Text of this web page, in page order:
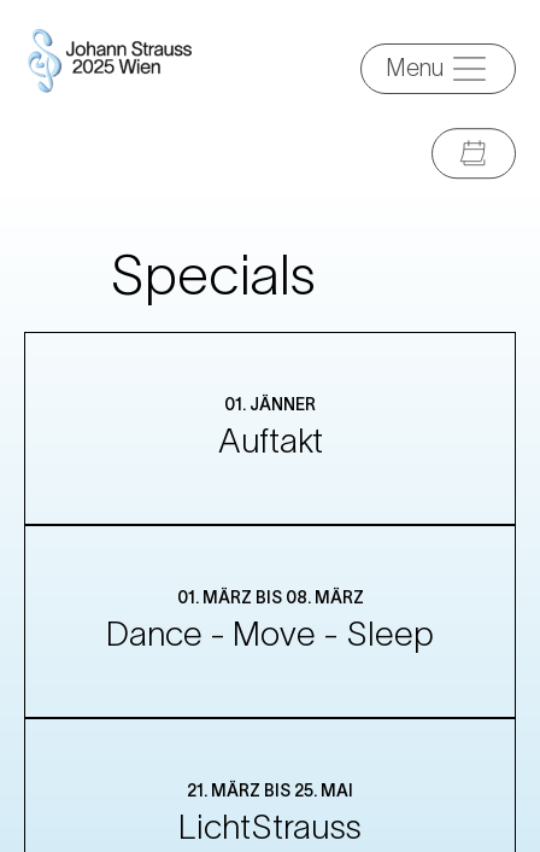
Menu
Specials
01. JÄNNER
Auftakt
01. MÄRZ BIS 08. MÄRZ
Dance - Move - Sleep
21. MÄRZ BIS 25. MAI
LichtStrauss